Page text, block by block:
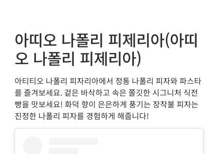
아띠오 나폴리 피제리아(아띠
오 나폴리 피제리아)
아티티오 나폴리 피자리아에서 정통 나폴리 피자와 파스타
를 즐겨보세요. 겉은 바삭하고 속은 쫄깃한 시그니처 식전
빵을 맛보세요! 화덕 향이 은은하게 풍기는 장작불 피자는
진정한 나폴리 피자를 경험하게 해줍니다!